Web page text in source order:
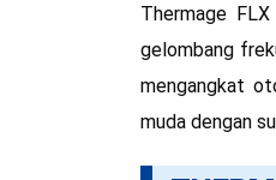
Thermage
gelombang
mengangkat
muda dengan